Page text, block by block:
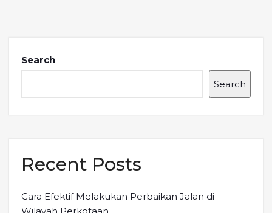
Search
Search
Recent Posts
Cara Efektif Melakukan Perbaikan Jalan di